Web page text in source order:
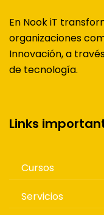
En Nook iT
organizaciones
Innovación, a
de tecnología.
Links
Cursos
Servicios